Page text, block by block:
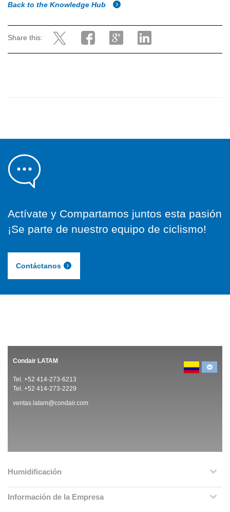
Back to the Knowledge Hub
Share this:
Actívate y Compartamos juntos esta pasión
¡Se parte de nuestro equipo de ciclismo!
Contáctanos
Condair LATAM
Tel. +52 414-273-6213
Tel. +52 414-273-2229
ventas.latam@condair.com
Humidificación
Información de la Empresa